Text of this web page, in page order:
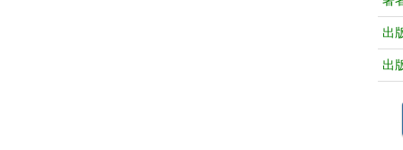
出
出